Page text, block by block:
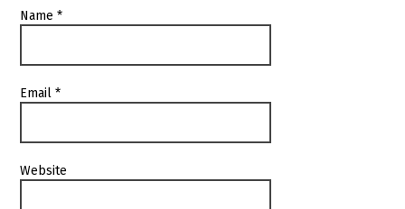
Name*
Email*
Website